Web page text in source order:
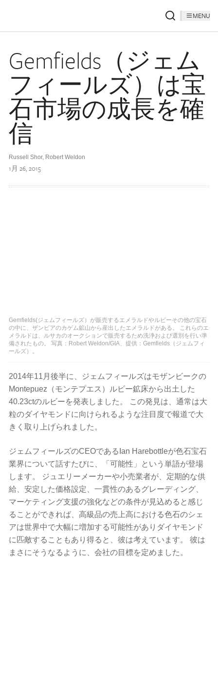
MENU
Gemfields（ジェム
フィールズ）は宝
石市場の成長を確
信
Russell Shor, Robert Weldon
1月 26, 2015
Gemfields(ジェムフィールズ）が販売するエメラルドやルビーその他の宝石
の中に、ザンビアのカゲム鉱山から産出したエメラルドがある。 これらのエ
メラルドは、ルサカのオークションで販売するため洗浄および選別を行い準
備されたもの。 写真：Robert Weldon/GIA、提供：Gemfields（ジェムフィ
ールズ）。
2014年11月後半に、ジェムフィールズはモザンビークの
Montepuez（モンテプエス）ルビー鉱床から出土した
40.23ctのルビーを発表しました。 この発見は、通常は大
粒のダイヤモンドに向けられるような注目度で報道で大
きく取り上げられました。
ジェムフィールズのCEOであるIan Harebottleが色石宝石
業界について話すたびに、「可能性」という単語が登場
します。 ジュエリーメーカーや小売業者が、定期的な供
給、安定した価格設定、一貫性のあるグレーディング、
マーケティング支援の強化などの条件が見込めると感じ
ることができれば、高級品の売上高における色石のシェ​​
アは世界中で大幅に増加する可能性がありダイヤモンド
に匹敵することもあり得ると、彼は考えています。 彼は
まさにそうなるように、会社の目標を定めました。